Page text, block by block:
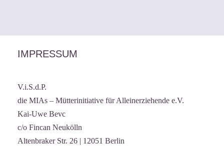
IMPRESSUM
V.i.S.d.P.
die MIAs – Mütterinitiative für Alleinerziehende e.V.
Kai-Uwe Bevc
c/o Fincan Neukölln
Altenbraker Str. 26 | 12051 Berlin